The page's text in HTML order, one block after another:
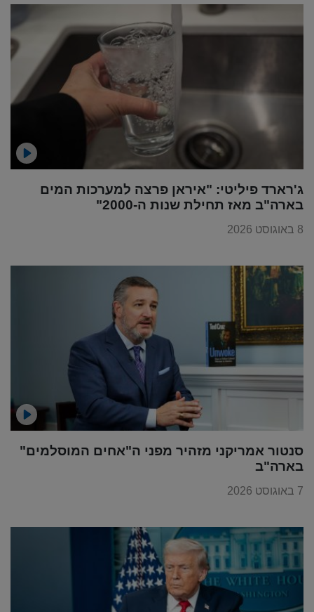
ג'רארד פיליטי: "איראן פרצה למערכות המים
בארה"ב מאז תחילת שנות ה-2000"
8 באוגוסט 2026
סנטור אמריקני מזהיר מפני ה"אחים המוסלמים"
בארה"ב
7 באוגוסט 2026